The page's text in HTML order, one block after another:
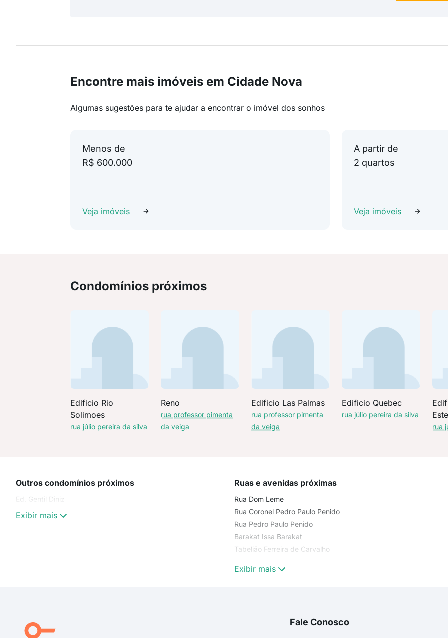
Encontre mais imóveis em Cidade Nova
Algumas sugestões para te ajudar a encontrar o imóvel dos sonhos
Menos de
R$ 600.000
Veja imóveis
A partir de
2 quartos
Veja imóveis
Condomínios próximos
Edificio Rio
Solimoes
rua júlio pereira da silva
Reno
rua professor pimenta
da veiga
Edificio Las Palmas
rua professor pimenta
da veiga
Edificio Quebec
rua júlio pereira da silva
rua
Outros condomínios próximos
Ed. Gentil Diniz
Exibir mais
Ruas e avenidas próximas
Rua Dom Leme
Rua Coronel Pedro Paulo Penido
Rua Pedro Paulo Penido
Barakat Issa Barakat
Tabelião Ferreira de Carvalho
Praça Barakat Issa Barakat
rua doutor júlio otaviano ferreira
Exibir mais
Fale Conosco